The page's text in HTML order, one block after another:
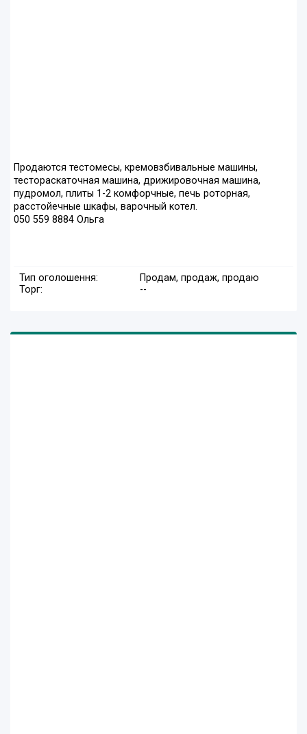
Продаются тестомесы, кремовзбивальные машины,
тестораскаточная машина, дрижировочная машина,
пудромол, плиты 1-2 комфорчные, печь роторная,
расстойечные шкафы, варочный котел.
050 559 8884 Ольга
Тип оголошення:
Продам, продаж, продаю
Торг:
--